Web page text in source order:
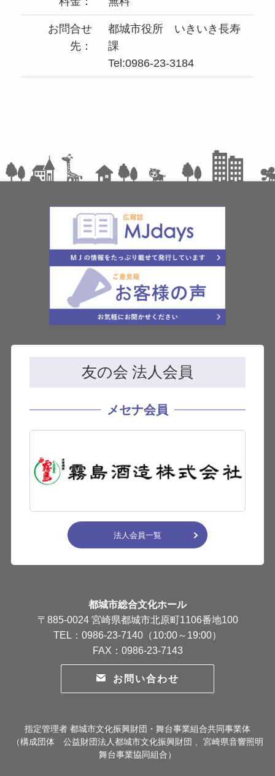
お問合せ
先：
都城市役所 いきいき長寿
課
Tel:0986-23-3184
友の会 法人会員
メセナ会員
法人会員一覧
都城市総合文化ホール
〒885-0024 宮崎県都城市北原町1106番地100
TEL：0986-23-7140（10:00～19:00）
FAX：0986-23-7143
お問い合わせ
指定管理者 都城市文化振興財団・舞台事業組合共同事業体
（構成団体 公益財団法人都城市文化振興財団 、宮崎県音響照明
舞台事業協同組合）